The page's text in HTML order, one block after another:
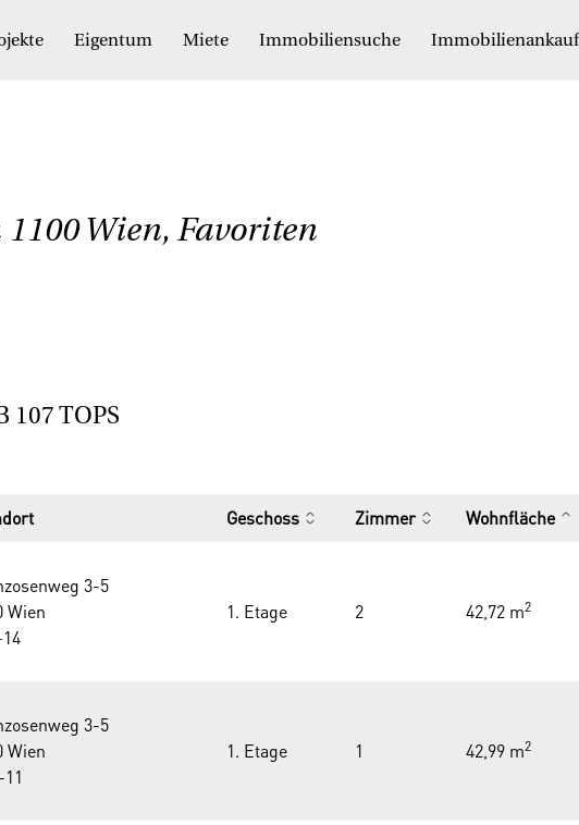
Eigentum Miete Immobiliensuche Immobilienankauf
Wien, Favoriten
107TOPS
Geschoss Zimmer Wohnfläche
3-5
Wien
1. Etage 2 42,72 m2
3-5
Wien
1. Etage 1 42,99 m2